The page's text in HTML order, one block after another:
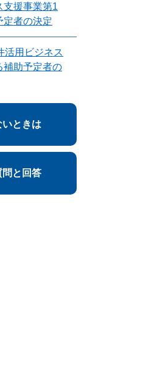
支援事業第1
定者の決定
活用ビジネス
補助予定者の
いときは
問と回答